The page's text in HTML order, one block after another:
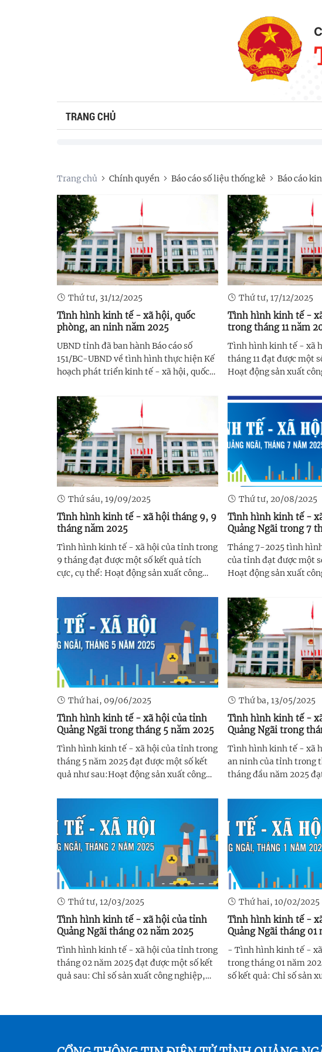
TRANG CHỦ
Trang chủ Chính quyền Báo cáo số liệu thống kê Báo cáo
Thứ tư, 31/12/2025
Tình hình kinh tế - xã hội, quốc
phòng, an ninh năm 2025
UBND tỉnh đã ban hành Báo cáo số
151/BC-UBND về tình hình thực hiện Kế
hoạch phát triển kinh tế - xã hội, quốc
giải pháp năm 2026.
Thứ tư, 17/12/2025
Tình hình kinh tế -
trong tháng 11 năm
Tình hình kinh tế - xã
tháng 11 đạt được một
Hoạt động sản xuất
tích cực, Chỉ số sản
năm trước. Chỉ ...
Thứ sáu, 19/09/2025
Tình hình kinh tế - xã hội tháng 9, 9
tháng năm 2025
Tình hình kinh tế - xã hội của tỉnh trong
9 tháng đạt được một số kết quả tích
cực, cụ thể: Hoạt động sản xuất công
hướng phục hồi, với đa số các sản phẩm
chủ lực tăng so với cùng kỳ năm trước;
sản xuất nông ...
Thứ tư, 20/08/2025
Tình hình kinh tế -
Quảng Ngãi trong 7
2025
Tháng 7-2025 tình
của tỉnh đạt được một
Hoạt động sản xuất
cực, với phần lớn sản
chủ lực tăng khá so với
trước; Chỉ ...
Thứ hai, 09/06/2025
Tình hình kinh tế - xã hội của tỉnh
Quảng Ngãi trong tháng 5 năm 2025
Tình hình kinh tế - xã hội của tỉnh trong
tháng 5 năm 2025 đạt được một số kết
quả như sau:Hoạt động sản xuất công
nhận nhiều tín hiệu tích cực, với phần
lớn sản phẩm công nghiệp chủ lực tăng
khá so với cùng kỳ ...
Thứ ba, 13/05/2025
Tình hình kinh tế -
Quảng Ngãi trong
Tình hình kinh tế - xã
an ninh của tỉnh trong
tháng đầu năm 2025
nghiệp trên địa bàn
trưởng khá; tất cả các
nghiệp cấp I đều ghi ...
Thứ tư, 12/03/2025
Tình hình kinh tế - xã hội của tỉnh
Quảng Ngãi tháng 02 năm 2025
Tình hình kinh tế - xã hội của tỉnh trong
tháng 02 năm 2025 đạt được một số kết
quả sau: Chỉ số sản xuất công nghiệp,
động vận tải, kho bãi và dịch vụ hỗ trợ
Thứ hai, 10/02/2025
Tình hình kinh tế -
Quảng Ngãi tháng 01
- Tình hình kinh tế -
trong tháng 01 năm
số kết quả: Chỉ số sản
so với tháng cùng kỳ;